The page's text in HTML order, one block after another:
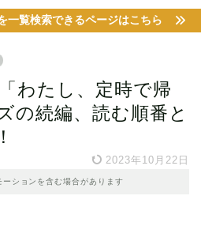
一覧検索できるページはこちら
わたし、定時で帰
の続編、読む順番と
2023年10月22日
ションを含む場合があります